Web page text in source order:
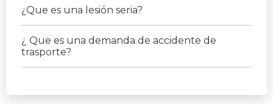
¿Que es una lesión seria?
¿ Que es una demanda de accidente de
trasporte?